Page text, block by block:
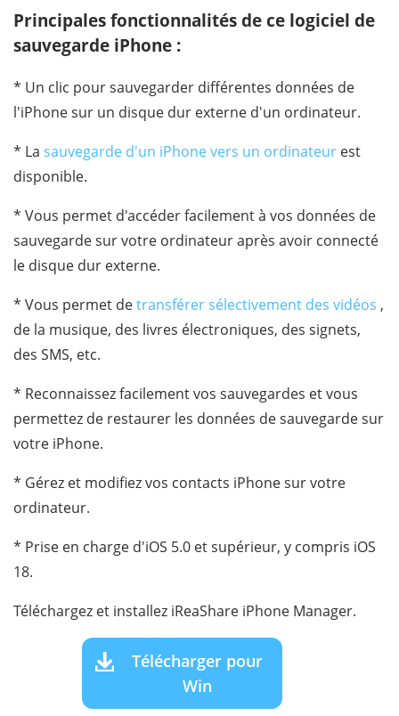
Principales fonctionnalités de ce logiciel de
sauvegarde iPhone :
* Un clic pour sauvegarder différentes données de
l'iPhone sur un disque dur externe d'un ordinateur.
* La sauvegarde d'un iPhone vers un ordinateur est
disponible.
* Vous permet d'accéder facilement à vos données de
sauvegarde sur votre ordinateur après avoir connecté
le disque dur externe.
* Vous permet detransférer sélectivement des vidéos ,
de la musique, des livres électroniques, des signets,
des SMS, etc.
* Reconnaissez facilement vos sauvegardes et vous
permettez de restaurer les données de sauvegarde sur
votre iPhone.
* Gérez et modifiez vos contacts iPhone sur votre
ordinateur.
* Prise en charge d'iOS 5.0 et supérieur, y compris iOS
18.
Téléchargez et installez iReaShare iPhone Manager.
Télécharger pour
Win